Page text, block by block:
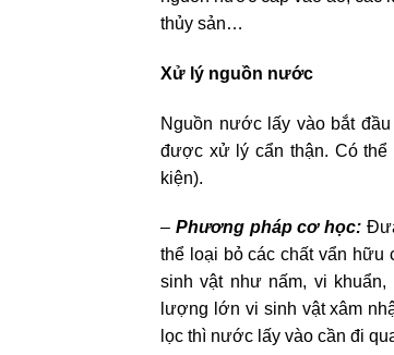
thủy sản…
Xử lý nguồn nước
Nguồn nước lấy vào bắt
được xử lý cẩn thận. Có
kiện).
– Phương pháp cơ học:
thể loại bỏ các chất vẩn hữu
sinh vật như nấm, vi
lượng lớn vi sinh vật xâm
lọc thì nước lấy vào cần đi